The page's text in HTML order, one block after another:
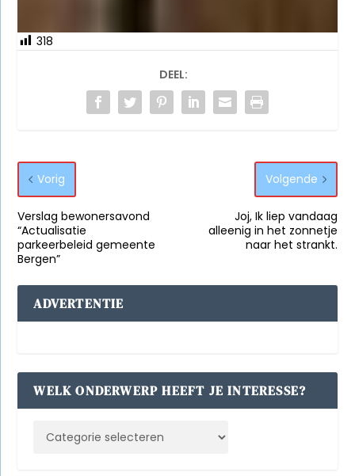
318
DEEL:
Vorig
Verslag bewonersavond
“Actualisatie
parkeerbeleid gemeente
Bergen”
Volgende
Joj, Ik liep vandaag
alleenig in het zonnetje
naar het strankt.
ADVERTENTIE
WELK ONDERWERP HEEFT JE INTERESSE?